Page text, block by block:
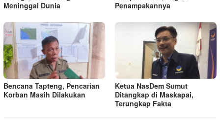
Meninggal Dunia
Penampakannya
Bencana Tapteng, Pencarian
Korban Masih Dilakukan
Ketua NasDem Sumut
Ditangkap di Maskapai,
Terungkap Fakta